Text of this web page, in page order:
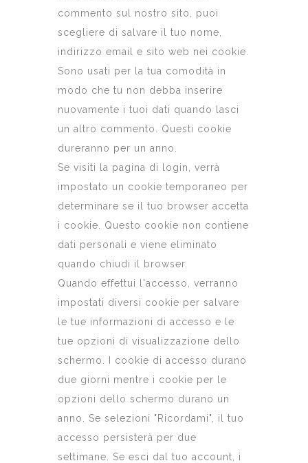
commento sul nostro sito, puoi
scegliere di salvare il tuo nome,
indirizzo email e sito web nei cookie.
Sono usati per la tua comodità in
modo che tu non debba inserire
nuovamente i tuoi dati quando lasci
un altro commento. Questi cookie
dureranno per un anno.
Se visiti la pagina di login, verrà
impostato un cookie temporaneo per
determinare se il tuo browser accetta
i cookie. Questo cookie non contiene
dati personali e viene eliminato
quando chiudi il browser.
Quando effettui l'accesso, verranno
impostati diversi cookie per salvare
le tue informazioni di accesso e le
tue opzioni di visualizzazione dello
schermo. I cookie di accesso durano
due giorni mentre i cookie per le
opzioni dello schermo durano un
anno. Se selezioni "Ricordami", il tuo
accesso persisterà per due
settimane. Se esci dal tuo account, i